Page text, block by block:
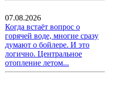
07.08.2026
Когда встаёт вопрос о
горячей воде, многие сразу
думают о бойлере. И это
логично. Центральное
отопление летом...